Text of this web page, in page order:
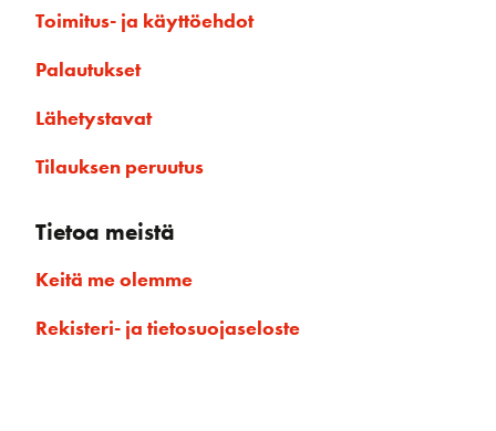
Toimitus- ja käyttöehdot
Palautukset
Lähetystavat
Tilauksen peruutus
Tietoa meistä
Keitä me olemme
Rekisteri- ja tietosuojaseloste